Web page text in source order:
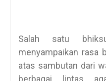
Salah satu
menyampaikan rasa
atas sambutan dari
berbagai lintas